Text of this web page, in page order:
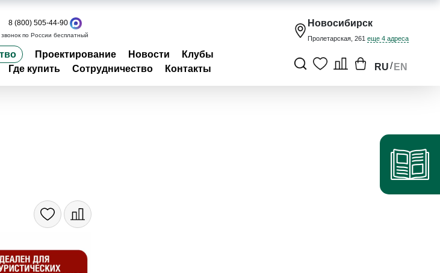
8 (800) 505-44-90
звонок по России бесплатный
Проектирование Новости
Клубы
Где купить Сотрудничество Контакты
Новосибирск
Пролетарская, 261 еще 4 адреса
RU/ EN